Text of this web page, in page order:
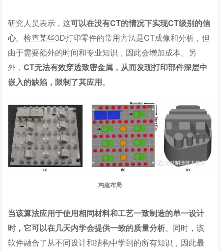
研究人员表示，这可以在没有CT的情况下实现CT级别的信
心。检查某些3D打印零件的常用方法是CT成像和分析，但
由于需要额外的时间和专业知识，因此会增加成本。另
外，CT无法有效穿透致密金属，从而发现打印部件深层中
嵌入的缺陷，限制了其应用。
构建布局
当该算法应用于使用相同材料和工艺一致制造的单一设计
时，它可以在几天内学会提供一致的质量分析。同时，该
软件融合了从不同设计和结构中学到的所有知识，因此最